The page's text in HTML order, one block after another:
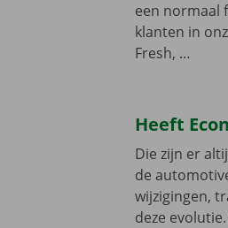
een normaal
klanten in
Fresh, …
Heeft
Die zijn er
de
wijzigingen,
deze